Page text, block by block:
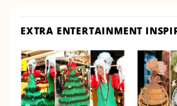
EXTRA ENTERTAINMENT